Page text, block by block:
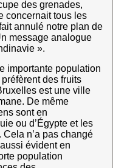
des grenades,
concernait tous les
annulé notre plan de
message analogue
».
importante population
des fruits
est une ville
De même
sont en
ou d’Égypte et les
n’a pas changé
évident en
population